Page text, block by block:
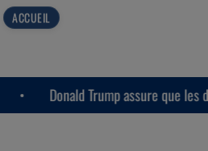
Donald Trump assure que les